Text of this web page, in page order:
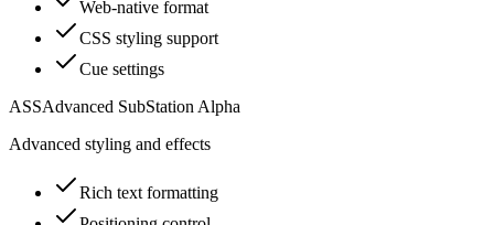
Web-native format
CSS styling support
Cue settings
ASSAdvanced SubStation Alpha
Advanced styling and effects
Rich text formatting